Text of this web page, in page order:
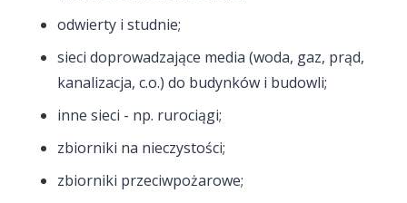
odwierty i studnie;
sieci doprowadzające media (woda, gaz, prąd,
kanalizacja, c.o.) do budynków i budowli;
inne sieci - np. rurociągi;
zbiorniki na nieczystości;
zbiorniki przeciwpożarowe;